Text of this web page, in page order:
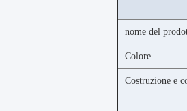
nome del
Colore
Costruzione e